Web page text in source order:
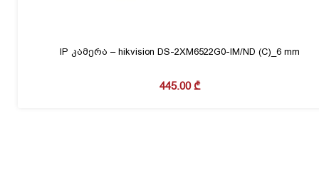
IP კამერა – hikvision DS-2XM6522G0-IM/ND (C)_6 mm
445.00₾